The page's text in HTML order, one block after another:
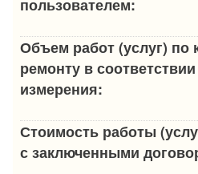
пользователем:
Объем работ (услуг) по
ремонту в
измерения:
Стоимость работы
с заключенными